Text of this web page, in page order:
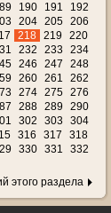
190 191
192
204 205 206
218 219
220
232 233
234
246 247
248
260 261
262
274 275 276
288 289
290
302 303
304
316 317
318
330 331
332
этого раздела